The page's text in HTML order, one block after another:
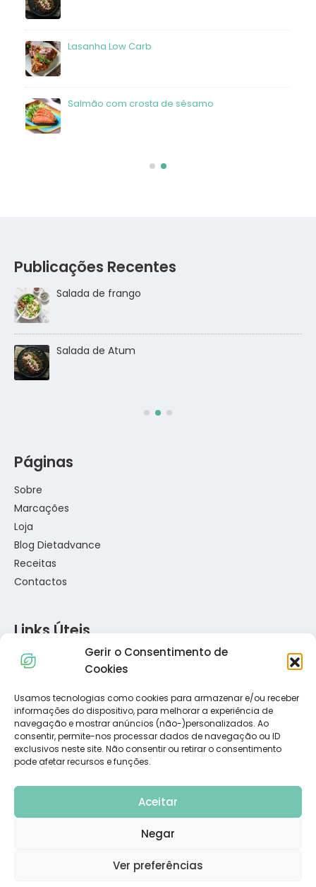
Gerir o Consentimento de
Cookies
Usamos tecnologias como cookies para armazenar e/ou receber
informações do dispositivo, para melhorar a experiência de
navegação e mostrar anúncios (não-)personalizados. Ao
consentir, permite-nos processar dados de navegação ou ID
exclusivos neste site. Não consentir ou retirar o consentimento
pode afetar recursos e funções.
Aceitar
Negar
Ver preferências
Lasanha Low Carb
Salmão com crosta de sésamo
Publicações Recentes
Salada de frango
Salada de Atum
Páginas
Sobre
Marcações
Loja
Blog Dietadvance
Receitas
Contactos
Links Úteis
Política de Privacidade
Política de Cookies
Termos e Condições
Resolução de Conflitos de Consumo
Livro de Reclamações
Subscreva a Nossa Newsletter